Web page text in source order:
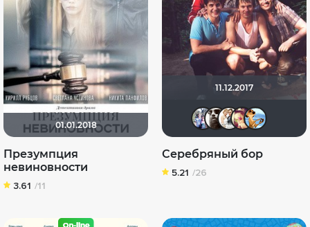
01.01.2018
Презумпция
невиновности
3.61 /11
11.12.2017
Риша_88
Серебряный бор
5.21 /26